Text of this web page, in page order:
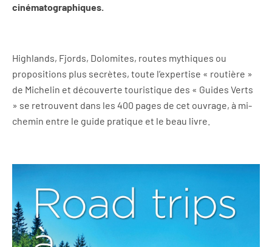
cinématographiques.
Highlands, Fjords, Dolomites, routes mythiques ou
propositions plus secrètes, toute l’expertise « routière »
de Michelin et découverte touristique des « Guides Verts
» se retrouvent dans les 400 pages de cet ouvrage, à mi-
chemin entre le guide pratique et le beau livre.